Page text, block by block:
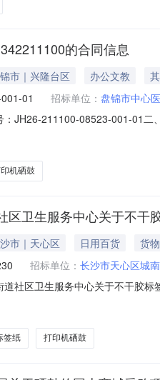
的合同信息
市｜兴隆台区 办公文教
01 招标单位： 盘锦市中心
：JH26-211100-08523-001-01
公司地址：辽宁省沈阳市和平
机硒鼓
区卫生服务中心关于不干
市｜天心区 日用百货
货物
招标单位： 长沙市天心区城
道社区卫生服务中心关于不干胶
区报价起止时间：-二、采购单
签纸 打印机硒鼓